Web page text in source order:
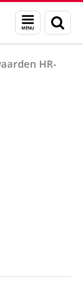
Menu
en
zoeken
HR-